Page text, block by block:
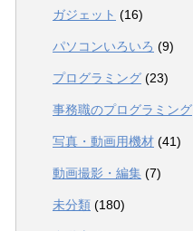
ガジェット (16)
パソコンいろいろ (9)
プログラミング (23)
事務職のプログラミング
写真・動画用機材 (41)
動画撮影・編集 (7)
未分類 (180)